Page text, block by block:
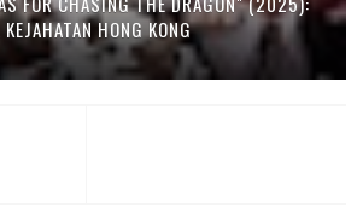
HONG KONG